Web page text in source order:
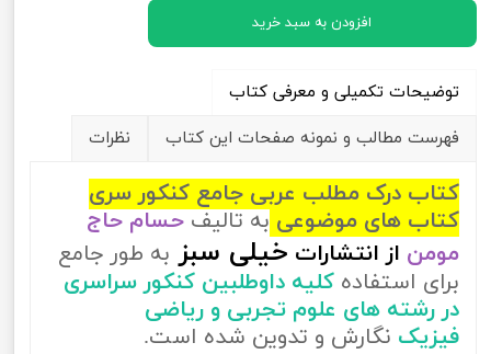
افزودن به سبد خرید
توضیحات تکمیلی و معرفی کتاب
فهرست مطالب و نمونه صفحات این کتاب
نظرات
کتاب درک مطلب عربی جامع کنکور سری
کتاب های موضوعی به تالیف حسام حاج
مومن از انتشارات خیلی سبز به طور جامع
برای استفاده کلیه داوطلبین کنکور سراسری
در رشته های علوم تجربی و ریاضی
فیزیک نگارش و تدوین شده است.